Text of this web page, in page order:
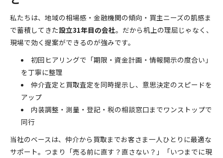
私たちは、地域の相場感・金融機関の傾向・買主ニーズの肌感ま
で蓄積してきた設立31年目の会社。だから机上の理屈じゃなく、
現場で効く提案ができるのが強みです。
初回ヒアリングで「期限・資金計画・情報開示の度合い」
を丁寧に整理
仲介査定と買取査定を同時提示し、意思決定のスピードを
アップ
内装調整・測量・登記・税の相談窓口までワンストップで
同行
当社のベースは、仲介から買取までお客さま一人ひとりに最適な
サポート。つまり「売る前に直す？直さない？」「いつまでに現